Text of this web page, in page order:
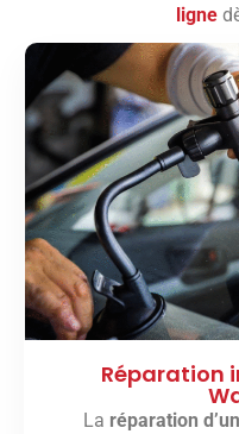
ligne
Réparation
La réparation